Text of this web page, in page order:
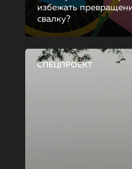
избежать
свалку?
СПЕЦПРОЕКТ